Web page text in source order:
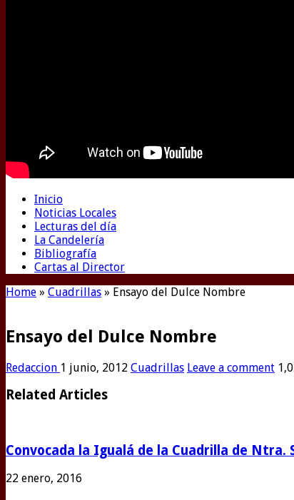
Inicio
Noticias Locales
Lecturas del día
La Candelería
Bibliografía
Cartas al Director
Home » Cuadrillas » Ensayo del Dulce Nombre
Ensayo del Dulce Nombre
Redaccion 1 junio, 2012 Cuadrillas Leave a comment
Related Articles
Convocada la Igualá de la Cuadrilla de Ntra.
22 enero, 2016